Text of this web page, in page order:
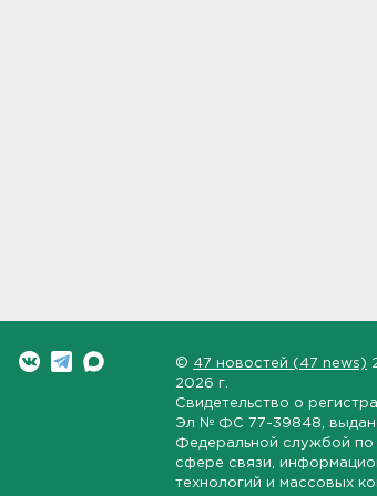
© 47 новостей (47 news)
2026 г.
Свидетельство о
Эл № ФС 77-39848 ,
Федеральной службой по
сфере связи,
технологий и массовых